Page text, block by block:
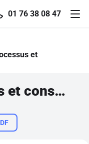
01 76 38 08 47
et
L’érosion, processus et conséquences